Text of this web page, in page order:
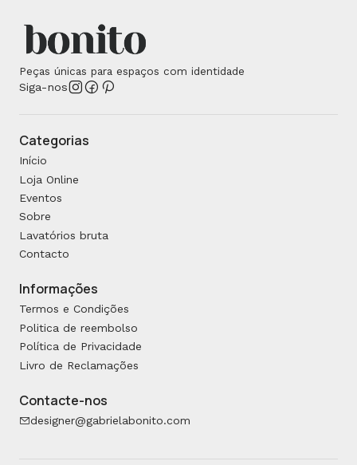
Peças únicas para espaços com identidade
Siga-nos
Categorias
Início
Loja Online
Eventos
Sobre
Lavatórios bruta
Contacto
Informações
Termos e Condições
Politica de reembolso
Política de Privacidade
Livro de Reclamações
Contacte-nos
designer@gabrielabonito.com